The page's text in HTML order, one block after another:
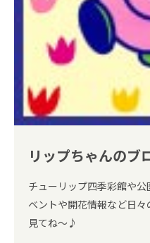
リップちゃんのブ
チューリップ四季彩館や
ベントや開花情報など日々
見てね～♪